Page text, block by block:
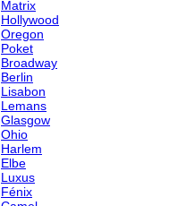
Matrix
Hollywood
Oregon
Poket
Broadway
Berlin
Lisabon
Lemans
Glasgow
Ohio
Harlem
Elbe
Luxus
Fénix